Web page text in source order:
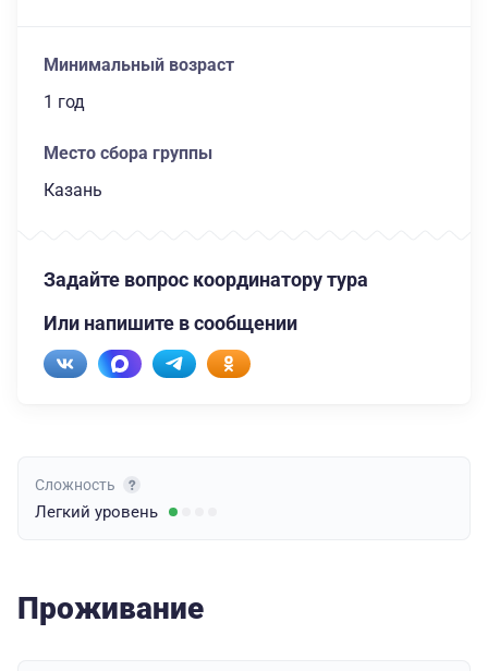
Минимальный возраст
1 год
Место сбора группы
Казань
Задайте вопрос координатору тура
Или напишите в сообщении
Сложность
Легкий уровень
Проживание